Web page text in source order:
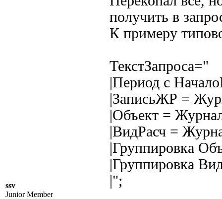
ssv
Junior Member
получить в
К примеру
ТекстЗапроса="
|Период с
|ЗаписьЖР =
|Объект =
|ВидРасч =
|Группировка
|Группировка
|";